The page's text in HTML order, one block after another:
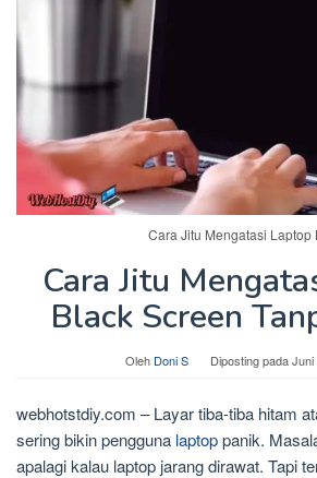
Cara Jitu Mengatasi Laptop
Cara Jitu
Black Screen
Oleh Doni S Diposting padaJuni
webhotstdiy.com – Layar tiba-tiba hitam
sering bikin pengguna laptoppanik.
apalagi kalau laptop jarang dirawat. Tapi